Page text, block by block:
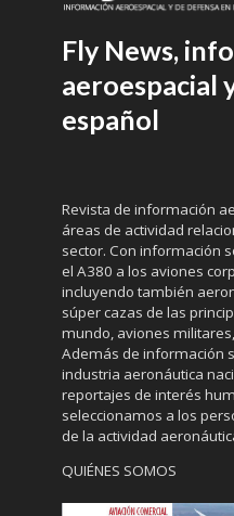
Fly News,
aeroespacial
español
Revista de información
áreas de actividad
sector. Con información
el A380 a los aviones
incluyendo también
súper cazas de las
mundo, aviones
Además de información
industria aeronáutica
reportajes de interés
seleccionamos a los
de la actividad
QUIÉNES SOMOS